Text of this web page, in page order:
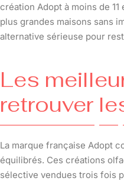
création Adopt à moins de
plus grandes maisons sans
alternative sérieuse pour
Les
retrouver
La marque française Adopt
équilibrés. Ces créations
sélective vendues trois fois